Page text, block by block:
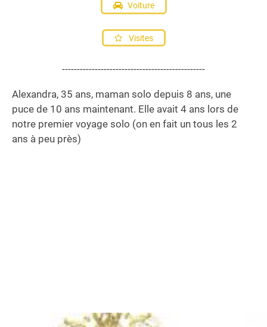
Voiture
Visites
------------------------------------------------
Alexandra, 35 ans, maman solo depuis 8 ans, une
puce de 10 ans maintenant. Elle avait 4 ans lors de
notre premier voyage solo (on en fait un tous les 2
ans à peu près)